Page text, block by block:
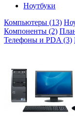
Ноутбуки
Компьютеры (13)
Компоненты (2)
Телефоны и PDA (3)